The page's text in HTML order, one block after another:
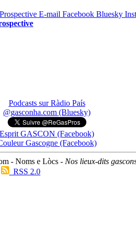
Podcasts sur Ràdio País
@gasconha.com (Bluesky)
Esprit GASCON (Facebook)
Gascogne (Facebook)
- Noms e Lòcs - Nos lieux-dits
RSS 2.0